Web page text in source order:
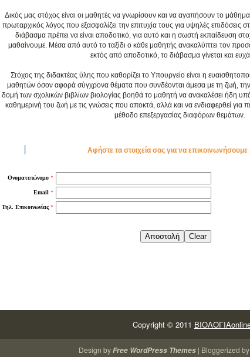
Δικός μας στόχος είναι οι μαθητές να γνωρίσουν και να αγαπήσουν το μάθημα
πρωταρχικός λόγος που εξασφαλίζει την επιτυχία τους για υψηλές επιδόσεις
διάβασμα πρέπει να είναι αποδοτικό, για αυτό και η σωστή εκπαίδευση
μαθαίνουμε. Μέσα από αυτό το ταξίδι ο κάθε μαθητής ανακαλύπτει τον
εκτός από αποδοτικό, το διάβασμα γίνεται και
Στόχος της διδακτέας ύλης που καθορίζει το Υπουργείο είναι η
μαθητών όσον αφορά σύγχρονα θέματα που συνδέονται άμεσα με τη ζωή, την
δομή των σχολικών βιβλίων βιολογίας βοηθά το μαθητή να ανακαλέσει ήδη
καθημερινή του ζωή με τις γνώσεις που αποκτά, αλλά και να ενδιαφερθεί για
μέθοδο επεξεργασίας διαφόρων θεμάτων.
Αφήστε τα στοιχεία σας για να επικοινωνήσουμε
Ονοματεπώνυμο *
Email *
Τηλ. Επικοινωνίας *
Copyright © 2011
Design byFree WordPress Themes| Bloggerized by